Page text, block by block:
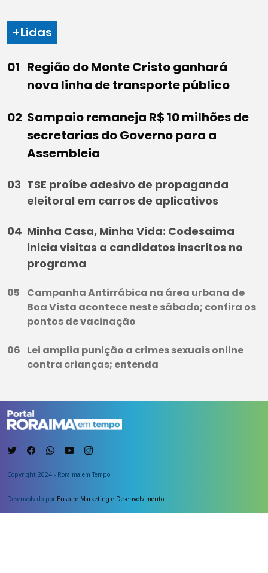
+Lidas
Região do Monte Cristo ganhará
nova linha de transporte público
Sampaio remaneja R$ 10 milhões de
secretarias do Governo para a
Assembleia
TSE proíbe adesivo de propaganda
eleitoral em carros de aplicativos
Minha Casa, Minha Vida: Codesaima
inicia visitas a candidatos inscritos no
programa
Campanha Antirrábica na área urbana de
Boa Vista acontece neste sábado; confira os
pontos de vacinação
Lei amplia punição a crimes sexuais online
contra crianças; entenda
Copyright 2024 - Roraima em Tempo
Desenvolvido por Enspire Marketing e Desenvolvimento